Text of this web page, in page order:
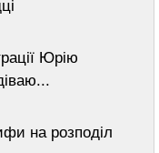
Юрію
на розподіл